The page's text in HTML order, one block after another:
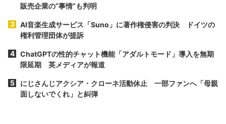
販売企業の“事情”も判明
AI音楽生成サービス「Suno」に著作権侵害の判決 ドイツの
権利管理団体が提訴
ChatGPTの性的チャット機能「アダルトモード」導入を無期
限延期 英メディアが報道
にじさんじアクシア・クローネ活動休止 一部ファンへ「母親
面しないでくれ」と糾弾